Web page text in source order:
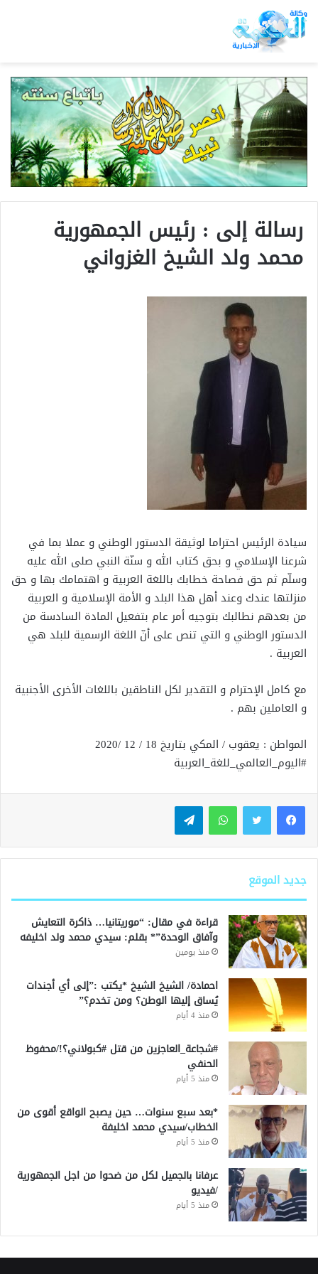
رسالة إلى : رئيس الجمهورية
محمد ولد الشيخ الغزواني
سيادة الرئيس احتراما لوثيقة الدستور الوطني و عملا بما في
شرعنا الإسلامي و بحق كتاب الله و سنّة النبي صلى الله عليه
وسلّم ثم حق فصاحة خطابك باللغة العربية و اهتمامك بها و حق
منزلتها عندك وعند أهل هذا البلد و الأمة الإسلامية و العربية
من بعدهم نطالبك بتوجيه أمر عام بتفعيل المادة السادسة من
الدستور الوطني و التي تنص على أنّ اللغة الرسمية للبلد هي
العربية .
مع كامل الإحترام و التقدير لكل الناطقين باللغات الأخرى الأجنبية
و العاملين بهم .
المواطن : يعقوب / المكي بتاريخ 18 / 12 /2020
#اليوم_العالمي_للغة_العربية
واتساب تيلقرام
جديد الموقع
قراءة في مقال: “موريتانيا… ذاكرة التعايش
وآفاق الوحدة”* بقلم: سيدي محمد ولد اخليفه
منذ يومين
احمادة/ الشيخ الشيخ *يكتب :”إلى أي أجندات
يُساق إليها الوطن؟ ومن تخدم؟”
منذ 4 أيام
#شجاعة_العاجزين من قتل #كبولاني؟!/محفوظ
الحنفي
منذ 5 أيام
*بعد سبع سنوات… حين يصبح الواقع أقوى من
الخطاب/سيدي محمد اخليفة
منذ 5 أيام
عرفانا بالجميل لكل من ضحوا من اجل الجمهورية
/فيديو
منذ 5 أيام